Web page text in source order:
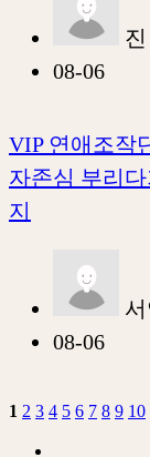
진
08-06
VIP 연애조작
자존심 부리
지
08-06
1 2 3 4 5 6 7 8 9 10